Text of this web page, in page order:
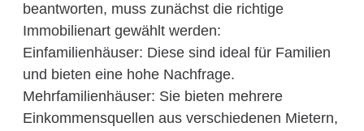
beantworten, muss zunächst die richtige
Immobilienart gewählt werden:
Einfamilienhäuser: Diese sind ideal für Familien
und bieten eine hohe Nachfrage.
Mehrfamilienhäuser: Sie bieten mehrere
Einkommensquellen aus verschiedenen Mietern,